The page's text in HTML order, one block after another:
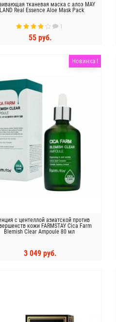
тканевая маска с алоэ MAY
Real Essence Aloe Mask Pack
1
55 руб.
Новинка !
с центеллой азиатской против
кожи FARMSTAY Cica Farm
Blemish Clear Ampoule 80 мл
3 049 руб.